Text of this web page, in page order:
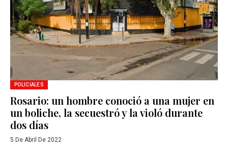
POLICIALES
Rosario: un hombre conoció a una mujer en
un boliche, la secuestró y la violó durante
dos días
5 De Abril De 2022